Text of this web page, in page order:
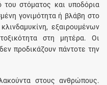
του στόματος και υποδόρια
γονιμότητα ή βλάβη στο
εξαιρουμένων
στη μητέρα. Οι
προδικάζουν πάντοτε την
στους ανθρώπους.